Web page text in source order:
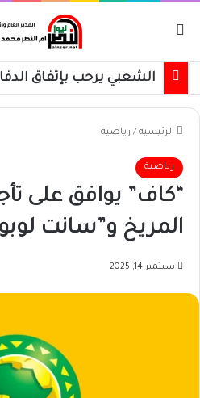
الرئيسية / رياضية
رياضية
“كاف” يوافق على
المريخ و”سانت
سبتمبر 14, 2025